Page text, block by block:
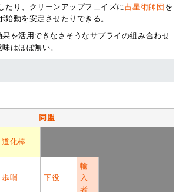
たり、クリーンアップフェイズに占星術師団 を
始動を安定させたりできる。
を活用できなさそうなサプライの組み合わせ
はほぼ無い。
同盟
道化棒
歩哨 下役
輸
入
者